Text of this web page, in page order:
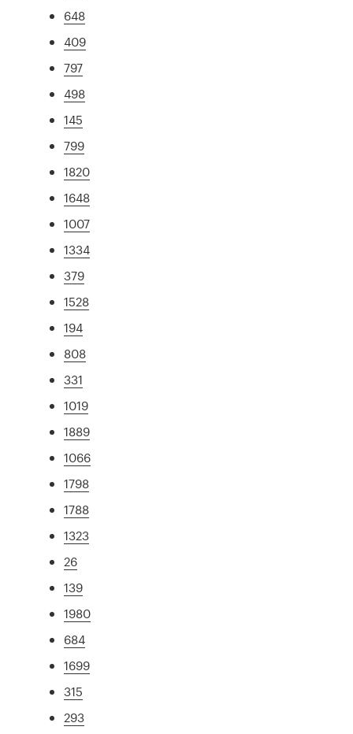
648
409
797
498
145
799
1820
1648
1007
1334
379
1528
194
808
331
1019
1889
1066
1798
1788
1323
26
139
1980
684
1699
315
293